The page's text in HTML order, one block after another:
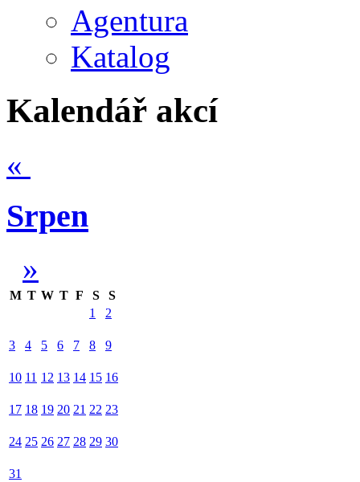
Agentura
Katalog
Kalendář akcí
«
Srpen
»
M T W T F S
S
1
2
3 4 5 6 7 8 9
10 11 12 13 14 15 16
17 18 19 20 21 22 23
24 25 26 27 28 29 30
31